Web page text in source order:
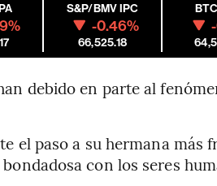
S&P/BMV IPC
-0.46%
66,525.18
debido en parte al
el paso a su hermana más
con los seres